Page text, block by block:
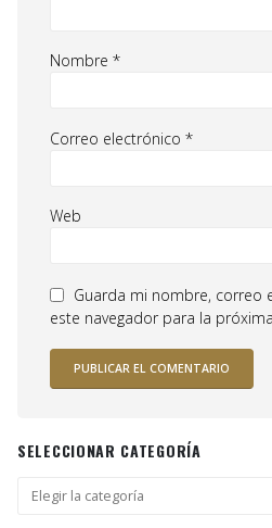
Nombre *
Correo electrónico *
Web
Guarda mi nombre, correo
este navegador para la
SELECCIONAR CATEGORÍA
Seleccionar
categoría